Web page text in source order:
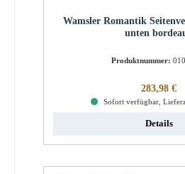
Wamsler Romantik
unten
Produktnummer:
Regulärer
283,98 €
Sofort verfügbar,
Details